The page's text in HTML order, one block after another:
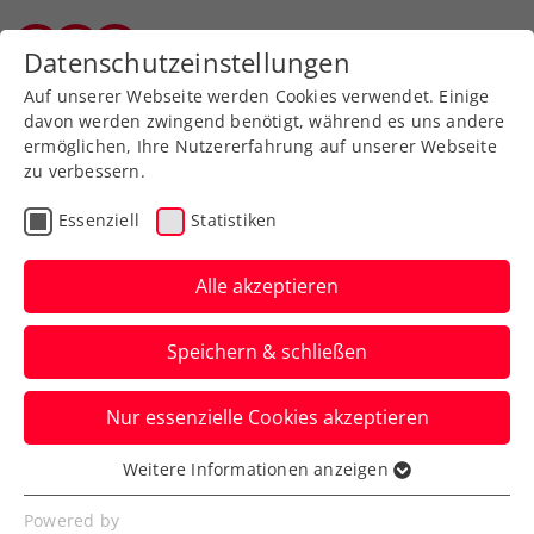
Zurück zur Newsübersicht
Turniere
Das Upper Austria Ladies
Linz 2025 steht in den
Startlöchern
In 101 Tagen geht’s mit der nächsten
Auflage des WTA-500-Turniers in
Oberösterreichs Landeshauptstadt los.
Verfasst von: Presseaussendung / Redaktion, 17.10.2024
Datenschutzeinstellungen
Auf unserer Webseite werden Cookies verwendet. Einige
davon werden zwingend benötigt, während es uns andere
ermöglichen, Ihre Nutzererfahrung auf unserer Webseite
zu verbessern.
Essenziell Statistiken
Alle akzeptieren
Speichern & schließen
Nur essenzielle Cookies akzeptieren
Essenziell
Essenzielle Cookies werden für grundlegende
Weitere Informationen anzeigen
Powered by